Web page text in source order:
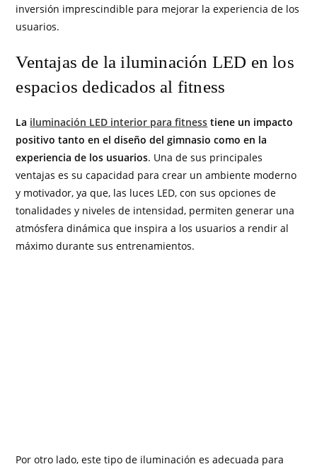
inversión imprescindible para mejorar la experiencia de los
usuarios.
Ventajas de la iluminación LED en los
espacios dedicados al fitness
La iluminación LED interior para fitness tiene un impacto
positivo tanto en el diseño del gimnasio como en la
experiencia de los usuarios. Una de sus principales
ventajas es su capacidad para crear un ambiente moderno
y motivador, ya que, las luces LED, con sus opciones de
tonalidades y niveles de intensidad, permiten generar una
atmósfera dinámica que inspira a los usuarios a rendir al
máximo durante sus entrenamientos.
Por otro lado, este tipo de iluminación es adecuada para